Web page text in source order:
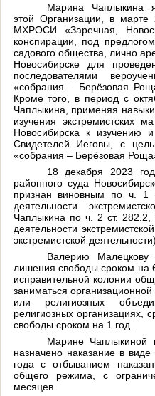
Марина Чаплыкина
этой Организации, в
МХРОСИ «Заречная,
конспирации, под
садового общества, лично
Новосибирске для
последователями
«собрания – Берёзовая
Кроме того, в период с
Чаплыкина, применяя
изучения экстремистских
Новосибирска к изучению
Свидетелей Иеговы, с
«собрания – Берёзовая
18 декабря 2023
районного суда
признан виновным по ч. 1
деятельности
Чаплыкина по ч. 2 ст.
деятельности
экстремистской деятельности).
Валерию Малецкову
лишения свободы сроком на
исправительной колонии
заниматься
или религиозных
религиозных организациях,
свободы сроком на 1 год.
Марине Чаплыкиной
назначено наказание в
года с отбыванием
общего режима, с
месяцев.